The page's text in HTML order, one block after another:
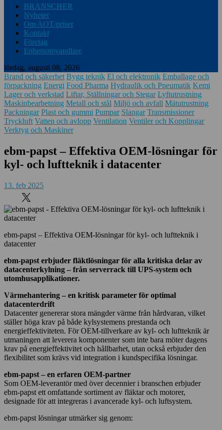
BRANSCHER
Nyheter
Om AOT/priser
Kontakt
Företag
Enhetsomvandlare
lördag, augusti 08, 2026
Brand och säkerhet Bygg teknik El och elektronik Emballage och
förpackning Energi Food Pharma Hydraulik och Pneumatik Kemi
Lager och verkstad Liftar, Ställningar och Stegar Lyftutrustning
Maskinbearbetning Metall och stål Miljö och avfall Mätutrustning
Packningar Plast och gummi Pumpar Slangar Transmissioner
Tryckluft Vatten och avlopp Ventilation Ventiler och Kopplingar
Verktyg och Maskiner
ebm-papst – Effektiva OEM-lösningar för
kyl- och luftteknik i datacenter
13. feb 2025
ebm-papst – Effektiva OEM-lösningar för kyl- och luftteknik i
datacenter
ebm-papst erbjuder fläktlösningar för alla kritiska delar av
datacenterkylning – från serverrack till UPS-system och
utomhusapplikationer.
Värmehantering – en kritisk parameter för optimal
datacenterdrift
Datacenter genererar stora mängder värme från hårdvaran, vilket
ställer höga krav på både kylsystemens prestanda och
energieffektiviteten. För OEM-tillverkare av kyl- och luftteknik är
utmaningen att leverera komponenter som inte bara möter dagens
krav på energieffektivitet och hållbarhet, utan också erbjuder den
flexibilitet som krävs vid integration i kundspecifika lösningar.
ebm-papst – en erfaren OEM-partner
Som OEM-leverantör med över decennier i branschen erbjuder
ebm-papst ett omfattande sortiment av fläktar och motorer,
designade för att integreras i avancerade kyl- och luftsystem.
ebm-papst lösningar utmärker sig genom: